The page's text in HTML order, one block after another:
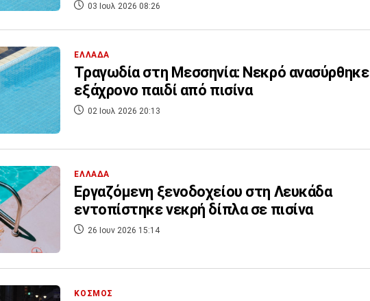
03 Ιουλ 2026 08:26
ΕΛΛΑΔΑ
Τραγωδία στη Μεσσηνία: Νεκρό ανασύρθηκε
εξάχρονο παιδί από πισίνα
02 Ιουλ 2026 20:13
ΕΛΛΑΔΑ
Εργαζόμενη ξενοδοχείου στη Λευκάδα
εντοπίστηκε νεκρή δίπλα σε πισίνα
26 Ιουν 2026 15:14
ΚΟΣΜΟΣ